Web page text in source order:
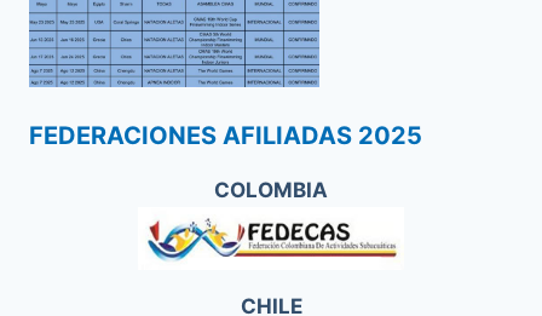
FEDERACIONES AFILIADAS 2025
COLOMBIA
CHILE